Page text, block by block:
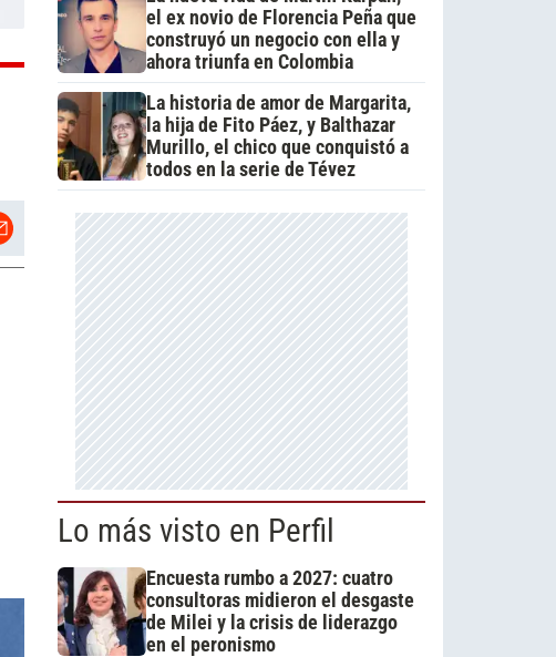
el ex novio de Florencia Peña que
construyó un negocio con ella y
ahora triunfa en Colombia
La historia de amor de Margarita,
la hija de Fito Páez, y Balthazar
Murillo, el chico que conquistó a
todos en la serie de Tévez
Lo más visto en Perfil
Encuesta rumbo a 2027: cuatro
consultoras midieron el desgaste
de Milei y la crisis de liderazgo
en el peronismo